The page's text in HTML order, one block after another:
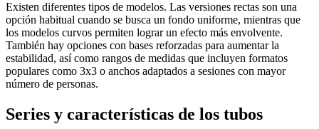
Existen diferentes tipos de modelos. Las versiones rectas son una
opción habitual cuando se busca un fondo uniforme, mientras que
los modelos curvos permiten lograr un efecto más envolvente.
También hay opciones con bases reforzadas para aumentar la
estabilidad, así como rangos de medidas que incluyen formatos
populares como 3x3 o anchos adaptados a sesiones con mayor
número de personas.
Series y características de los tubos